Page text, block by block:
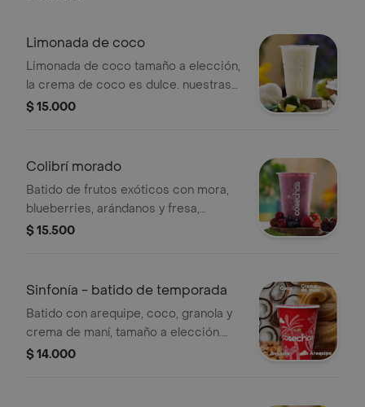
Limonada de coco
Limonada de coco tamaño a elección,
la crema de coco es dulce. nuestras
preparaciones se encuentran
ingredientes.
$ 15.000
Colibrí morado
Batido de frutos exóticos con mora,
blueberries, arándanos y fresa,
tamaño a elección. nuestras
pueden realizar modificaciones en los
$ 15.500
Sinfonía - batido de temporada
Batido con arequipe, coco, granola y
crema de maní, tamaño a elección.
nuestras preparaciones se
$ 14.000